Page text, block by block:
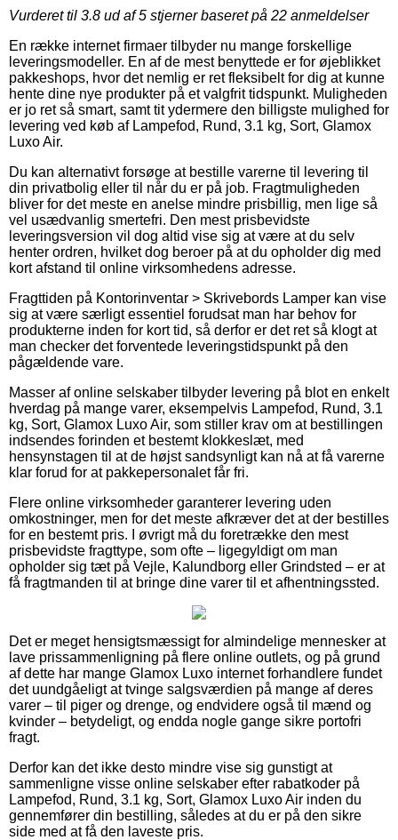
Vurderet til 3.8 ud af 5 stjerner baseret på 22 anmeldelser
En række internet firmaer tilbyder nu mange forskellige
leveringsmodeller. En af de mest benyttede er for øjeblikket
pakkeshops, hvor det nemlig er ret fleksibelt for dig at kunne
hente dine nye produkter på et valgfrit tidspunkt. Muligheden
er jo ret så smart, samt tit ydermere den billigste mulighed for
levering ved køb af Lampefod, Rund, 3.1 kg, Sort, Glamox
Luxo Air.
Du kan alternativt forsøge at bestille varerne til levering til
din privatbolig eller til når du er på job. Fragtmuligheden
bliver for det meste en anelse mindre prisbillig, men lige så
vel usædvanlig smertefri. Den mest prisbevidste
leveringsversion vil dog altid vise sig at være at du selv
henter ordren, hvilket dog beroer på at du opholder dig med
kort afstand til online virksomhedens adresse.
Fragttiden på Kontorinventar > Skrivebords Lamper kan vise
sig at være særligt essentiel forudsat man har behov for
produkterne inden for kort tid, så derfor er det ret så klogt at
man checker det forventede leveringstidspunkt på den
pågældende vare.
Masser af online selskaber tilbyder levering på blot en enkelt
hverdag på mange varer, eksempelvis Lampefod, Rund, 3.1
kg, Sort, Glamox Luxo Air, som stiller krav om at bestillingen
indsendes forinden et bestemt klokkeslæt, med
hensynstagen til at de højst sandsynligt kan nå at få varerne
klar forud for at pakkepersonalet får fri.
Flere online virksomheder garanterer levering uden
omkostninger, men for det meste afkræver det at der bestilles
for en bestemt pris. I øvrigt må du foretrække den mest
prisbevidste fragttype, som ofte – ligegyldigt om man
opholder sig tæt på Vejle, Kalundborg eller Grindsted – er at
få fragtmanden til at bringe dine varer til et afhentningssted.
Det er meget hensigtsmæssigt for almindelige mennesker at
lave prissammenligning på flere online outlets, og på grund
af dette har mange Glamox Luxo internet forhandlere fundet
det uundgåeligt at tvinge salgsværdien på mange af deres
varer – til piger og drenge, og endvidere også til mænd og
kvinder – betydeligt, og endda nogle gange sikre portofri
fragt.
Derfor kan det ikke desto mindre vise sig gunstigt at
sammenligne visse online selskaber efter rabatkoder på
Lampefod, Rund, 3.1 kg, Sort, Glamox Luxo Air inden du
gennemfører din bestilling, således at du er på den sikre
side med at få den laveste pris.